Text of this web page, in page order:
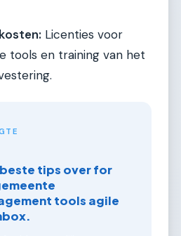
Licenties voor
tools en training van het
tips over for
tools agile